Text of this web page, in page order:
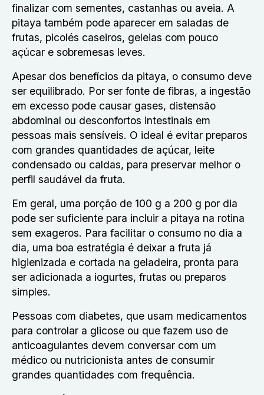
finalizar com sementes, castanhas ou aveia. A
pitaya também pode aparecer em saladas de
frutas, picolés caseiros, geleias com pouco
açúcar e sobremesas leves.
Apesar dos benefícios da pitaya, o consumo deve
ser equilibrado. Por ser fonte de fibras, a ingestão
em excesso pode causar gases, distensão
abdominal ou desconfortos intestinais em
pessoas mais sensíveis. O ideal é evitar preparos
com grandes quantidades de açúcar, leite
condensado ou caldas, para preservar melhor o
perfil saudável da fruta.
Em geral, uma porção de 100 g a 200 g por dia
pode ser suficiente para incluir a pitaya na rotina
sem exageros. Para facilitar o consumo no dia a
dia, uma boa estratégia é deixar a fruta já
higienizada e cortada na geladeira, pronta para
ser adicionada a iogurtes, frutas ou preparos
simples.
Pessoas com diabetes, que usam medicamentos
para controlar a glicose ou que fazem uso de
anticoagulantes devem conversar com um
médico ou nutricionista antes de consumir
grandes quantidades com frequência.